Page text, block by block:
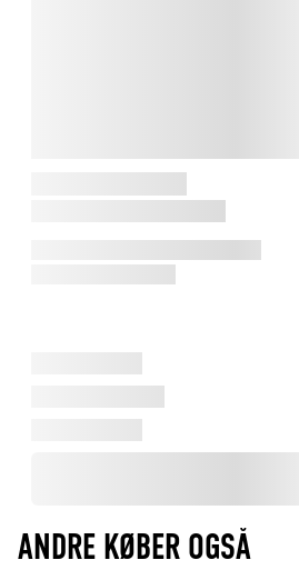
ANDRE KØBER OGSÅ